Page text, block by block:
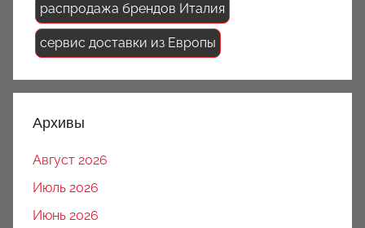
распродажа брендов Италия
сервис доставки из Европы
Архивы
Август 2026
Июль 2026
Июнь 2026